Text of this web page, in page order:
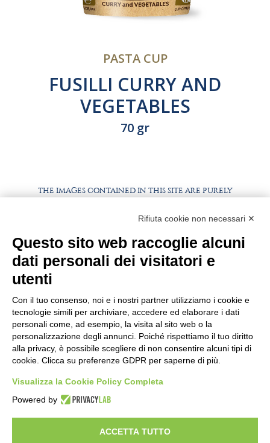
PASTA CUP
FUSILLI CURRY AND
VEGETABLES
70 gr
THE IMAGES CONTAINED IN THIS SITE ARE PURELY
DIFFER FROM THE IMAGES
WORK WITH US
BEST PARTNER AREA
PRIVACY POLICY
VIA SOMMARIVA N.139/141
10022 CARMAGNOLA (TO) - ITALY
Rifiuta cookie non necessari ✕
Questo sito web raccoglie alcuni
dati personali dei visitatori e
utenti
Con il tuo consenso, noi e i nostri partner utilizziamo i cookie e
tecnologie simili per archiviare, accedere ed elaborare i dati
personali come, ad esempio, la visita al sito web o la
personalizzazione degli annunci. Poiché rispettiamo il tuo diritto
alla privacy, è possibile scegliere di non consentire alcuni tipi di
cookie. Clicca su preferenze GDPR per saperne di più.
Visualizza la Cookie Policy Completa
Powered by
ACCETTA TUTTO